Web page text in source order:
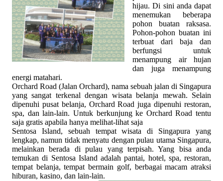
hijau. Di sini anda dapat
menemukan beberapa
pohon buatan raksasa.
Pohon-pohon buatan ini
terbuat dari baja dan
berfungsi untuk
menampung air hujan
dan juga menampung
energi matahari.
Orchard Road (Jalan Orchard), nama sebuah jalan di Singapura
yang sangat terkenal dengan wisata belanja mewah. Selain
dipenuhi pusat belanja, Orchard Road juga dipenuhi restoran,
spa, dan lain-lain. Untuk berkunjung ke Orchard Road tentu
saja gratis apabila hanya melihat-lihat saja
Sentosa Island, sebuah tempat wisata di Singapura yang
lengkap, namun tidak menyatu dengan pulau utama Singapura,
melainkan berada di pulau yang terpisah. Yang bisa anda
temukan di Sentosa Island adalah pantai, hotel, spa, restoran,
tempat belanja, tempat bermain golf, berbagai macam atraksi
hiburan, kasino, dan lain-lain.